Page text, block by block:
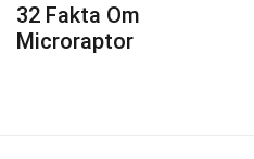
32 Fakta Om
Microraptor